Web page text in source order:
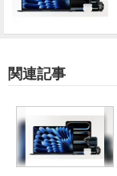
関連記事